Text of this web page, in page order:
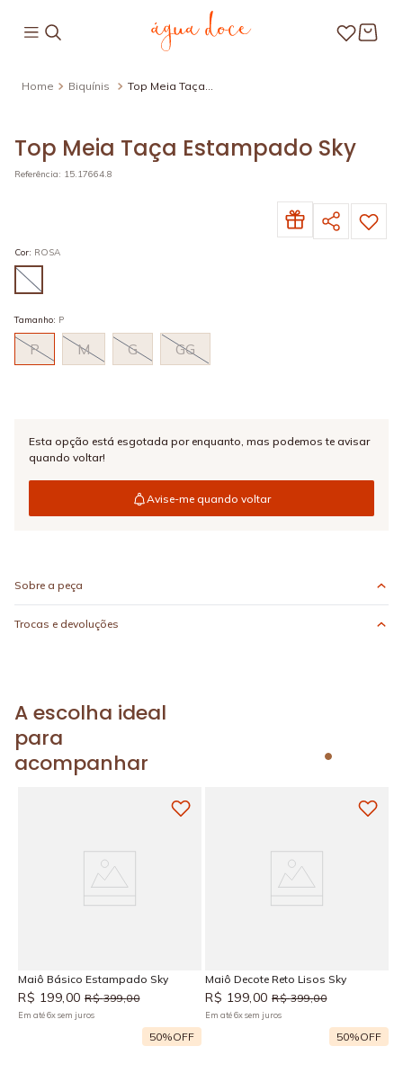
Biquínis
Top Meia Taça
Top Meia Taça Estampado Sky
Referência: 15.17664.8
Cor: ROSA
Tamanho: P
P M G GG
Esta opção está esgotada por enquanto, mas podemos te avisar
quando voltar!
Avise-me quando voltar
Sobre a peça
Trocas e devoluções
A escolha ideal
para
acompanhar
Maiô Básico Estampado Sky
R$ 199,00 R$ 399,00
Em até6xsem juros
50%OFF
Maiô Decote Reto Lisos Sky
R$ 199,00 R$ 399,00
Em até6xsem juros
50%OFF